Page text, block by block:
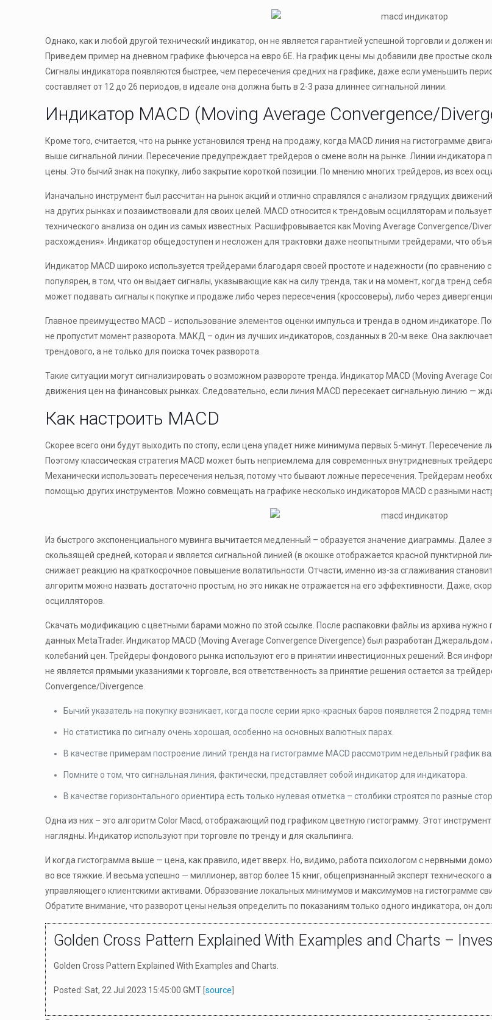
Однако, как и любой другой технический индикатор, он не является гарантией успешной торговли и должен
Приведем пример на дневном графике фьючерса на евро 6E. На график цены мы добавили две простые
Сигналы индикатора появляются быстрее, чем пересечения средних на графике, даже если уменьшить
составляет от 12 до 26 периодов, в идеале она должна быть в 2-3 раза длиннее сигнальной линии.
Индикатор MACD (Moving Average Convergence/
Кроме того, считается, что на рынке установился тренд на продажу, когда MACD линия на гистограмме
выше сигнальной линии. Пересечение предупреждает трейдеров о смене волн на рынке. Линии индикатора
цены. Это бычий знак на покупку, либо закрытие короткой позиции. По мнению многих трейдеров, из всех
Изначально инструмент был рассчитан на рынок акций и отлично справлялся с анализом грядущих
на других рынках и позаимствовали для своих целей. MACD относится к трендовым осцилляторам и
технического анализа он один из самых известных. Расшифровывается как Moving Average Convergence/
расхождения». Индикатор общедоступен и несложен для трактовки даже неопытными трейдерами, что
Индикатор MACD широко используется трейдерами благодаря своей простоте и надежности (по
популярен, в том, что он выдает сигналы, указывающие как на силу тренда, так и на момент, когда тренд
может подавать сигналы к покупке и продаже либо через пересечения (кроссоверы), либо через
Главное преимущество MACD − использование элементов оценки импульса и тренда в одном индикаторе.
не пропустит момент разворота. МАКД – один из лучших индикаторов, созданных в 20-м веке. Она
трендового, а не только для поиска точек разворота.
Такие ситуации могут сигнализировать о возможном развороте тренда. Индикатор MACD (Moving Average
движения цен на финансовых рынках. Следовательно, если линия MACD пересекает сигнальную линию —
Как настроить MACD
Скорее всего они будут выходить по стопу, если цена упадет ниже минимума первых 5-минут. Пересечение
Поэтому классическая стратегия MACD может быть неприемлема для современных внутридневных
Механически использовать пересечения нельзя, потому что бывают ложные пересечения. Трейдерам
помощью других инструментов. Можно совмещать на графике несколько индикаторов MACD с разными
Из быстрого экспоненциального мувинга вычитается медленный – образуется значение диаграммы.
скользящей средней, которая и является сигнальной линией (в окошке отображается красной пунктирной
снижает реакцию на краткосрочное повышение волатильности. Отчасти, именно из-за сглаживания
алгоритм можно назвать достаточно простым, но это никак не отражается на его эффективности. Даже,
осцилляторов.
Скачать модификацию с цветными барами можно по этой ссылке. После распаковки файлы из архива нужно
данных MetaTrader. Индикатор MACD (Moving Average Convergence Divergence) был разработан
колебаний цен. Трейдеры фондового рынка используют его в принятии инвестиционных решений. Вся
не является прямыми указаниями к торговле, вся ответственность за принятие решения остается за
Convergence/Divergence.
Бычий указатель на покупку возникает, когда после серии ярко-красных баров появляется 2 подряд
Но статистика по сигналу очень хорошая, особенно на основных валютных парах.
В качестве примерам построение линий тренда на гистограмме MACD рассмотрим недельный график
Помните о том, что сигнальная линия, фактически, представляет собой индикатор для индикатора.
В качестве горизонтального ориентира есть только нулевая отметка – столбики строятся по разные
Одна из них – это алгоритм Color Macd, отображающий под графиком цветную гистограмму. Этот
наглядны. Индикатор используют при торговле по тренду и для скальпинга.
И когда гистограмма выше — цена, как правило, идет вверх. Но, видимо, работа психологом с нервными
во все тяжкие. И весьма успешно — миллионер, автор более 15 книг, общепризнанный эксперт технического
управляющего клиентскими активами. Образование локальных минимумов и максимумов на гистограмме
Обратите внимание, что разворот цены нельзя определить по показаниям только одного индикатора, он
Golden Cross Pattern Explained With Examples and Charts –
Golden Cross Pattern Explained With Examples and Charts.
Posted: Sat, 22 Jul 2023 15:45:00 GMT [source